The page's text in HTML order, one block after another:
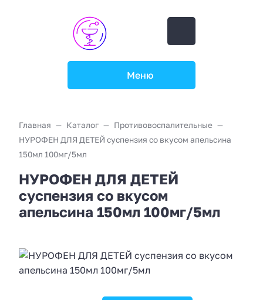
Меню
Главная Каталог
Противовоспалительные
НУРОФЕН ДЛЯ ДЕТЕЙ суспензия со вкусом апельсина
150мл 100мг/5мл
НУРОФЕН ДЛЯ ДЕТЕЙ
суспензия со вкусом
апельсина 150мл 100мг/5мл